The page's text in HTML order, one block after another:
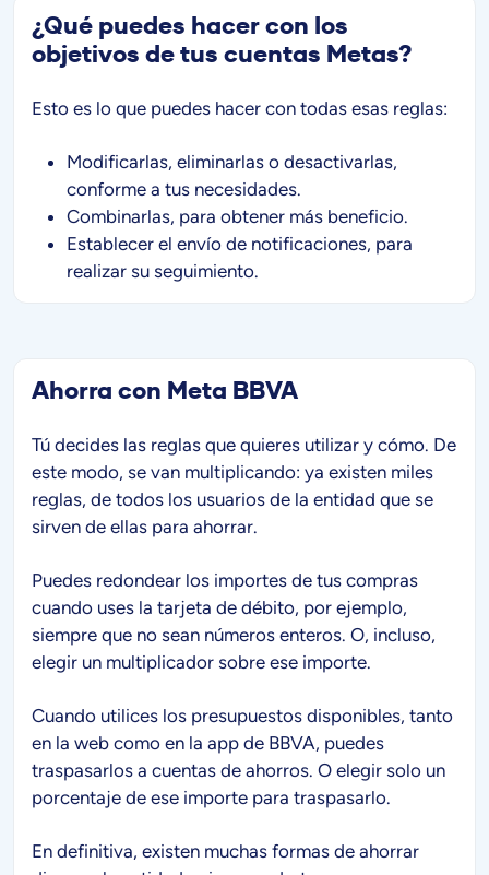
¿Qué puedes hacer con los
objetivos de tus cuentas Metas?
Esto es lo que puedes hacer con todas esas reglas:
Modificarlas, eliminarlas o desactivarlas,
conforme a tus necesidades.
Combinarlas, para obtener más beneficio.
Establecer el envío de notificaciones, para
realizar su seguimiento.
Ahorra con Meta BBVA
Tú decides las reglas que quieres utilizar y cómo. De
este modo, se van multiplicando: ya existen miles
reglas, de todos los usuarios de la entidad que se
sirven de ellas para ahorrar.
Puedes redondear los importes de tus compras
cuando uses la tarjeta de débito, por ejemplo,
siempre que no sean números enteros. O, incluso,
elegir un multiplicador sobre ese importe.
Cuando utilices los presupuestos disponibles, tanto
en la web como en la app de BBVA, puedes
traspasarlos a cuentas de ahorros. O elegir solo un
porcentaje de ese importe para traspasarlo.
En definitiva, existen muchas formas de ahorrar